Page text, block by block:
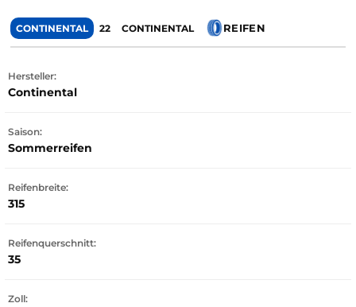
CONTINENTAL 22 CONTINENTAL REIFEN
Hersteller:
Continental
Saison:
Sommerreifen
Reifenbreite:
315
Reifenquerschnitt:
35
Zoll: